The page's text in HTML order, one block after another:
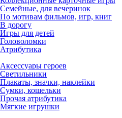
Семейные, для вечеринок
По мотивам фильмов, игр, книг
В дорогу
Игры для детей
Головоломки
Атрибутика
Аксессуары героев
Светильники
Плакаты, значки, наклейки
Сумки, кошельки
Прочая атрибутика
Мягкие игрушки